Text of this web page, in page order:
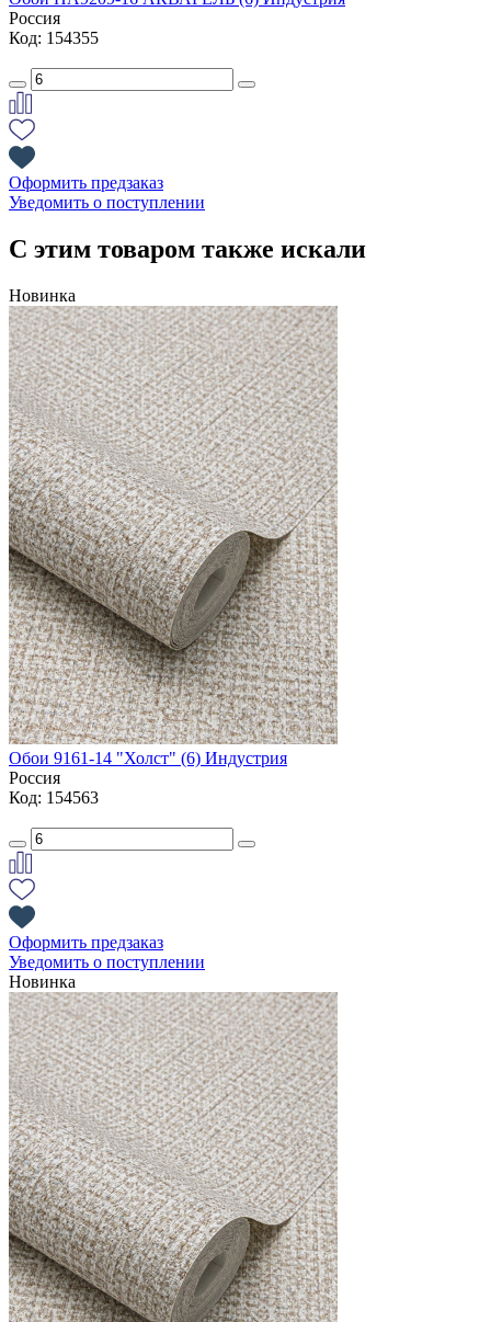
Россия
Код: 154355
Оформить предзаказ
Уведомить о поступлении
С этим товаром также искали
Новинка
Обои 9161-14 "Холст" (6) Индустрия
Россия
Код: 154563
Оформить предзаказ
Уведомить о поступлении
Новинка